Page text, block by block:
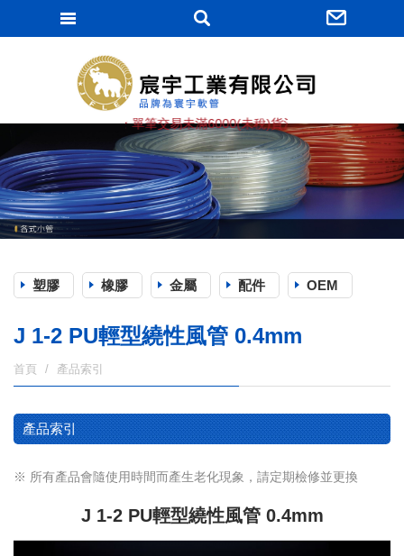
★ 單筆交易未滿6000(未稅)貨滿棧, 運費由買方負擔
塑膠 橡膠 金屬 配件 OEM
J 1-2 PU輕型繞性風管 0.4mm
首頁 產品索引
產品索引
※ 所有產品會隨使用時間而產生老化現象，請定期檢修並更換
J 1-2 PU輕型繞性風管 0.4mm